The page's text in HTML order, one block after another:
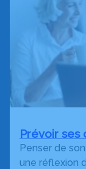
Prévoir ses
Penser de
une réflexion